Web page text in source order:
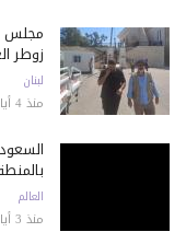
مجلس
زوطر
لبنان
منذ 4 أيام
العالم
منذ 3 أيام